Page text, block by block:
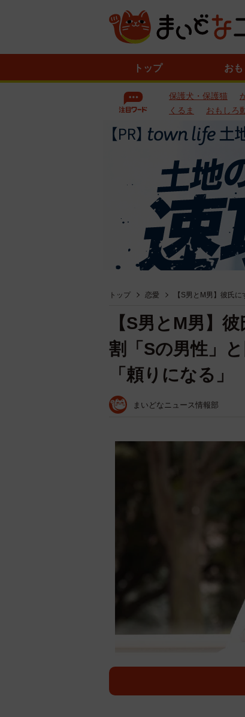
トップ お
保護犬・保護猫
くるま
おもしろ
トップ 恋愛 【S男とM男】彼氏
【S男とM男】
割「Sの男性」
「頼りになる」
まいどなニュース情報部